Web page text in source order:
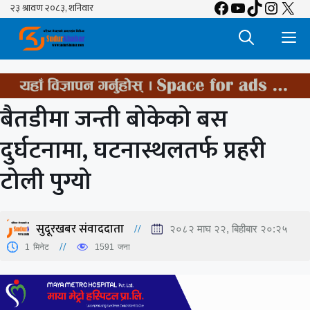
Skip
content
Facebook
YouTube
TikTok
X
बैतडीमा जन्ती बोकेको बस
दुर्घटनामा, घटनास्थलतर्फ प्रहरी
टोली पुग्यो
सुदूरखबर संवाददाता २०८२ माघ २२, बिहीबार २०:२५
1 मिनेट 1591 जना